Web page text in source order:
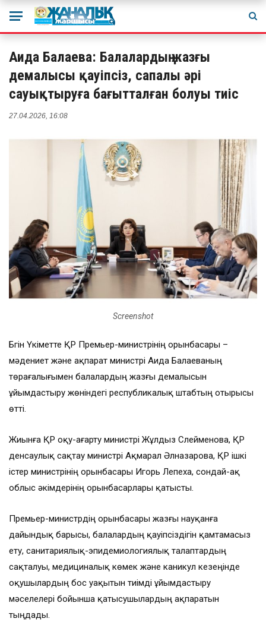
Аида Балаева: Балалардың жазғы
демалысы қауіпсіз, сапалы әрі
сауықтыруға бағытталған болуы тиіс
27.04.2026, 16:08
Screenshot
Бүгін Үкіметте ҚР Премьер-министрінің орынбасары –
мәдениет және ақпарат министрі Аида Балаеваның
төрағалығымен балалардың жазғы демалысын
ұйымдастыру жөніндегі республикалық штабтың отырысы
өтті.
Жиынға ҚР оқу-ағарту министрі Жұлдыз Сүлейменова, ҚР
денсаулық сақтау министрі Ақмарал Әлназарова, ҚР ішкі
істер министрінің орынбасары Игорь Лепеха, сондай-ақ
облыс әкімдерінің орынбасарлары қатысты.
Премьер-министрдің орынбасары жазғы науқанға
дайындық барысы, балалардың қауіпсіздігін қамтамасыз
ету, санитариялық-эпидемиологиялық талаптардың
сақталуы, медициналық көмек және каникул кезеңінде
оқушылардың бос уақытын тиімді ұйымдастыру
мәселелері бойынша қатысушылардың ақпаратын
тыңдады.